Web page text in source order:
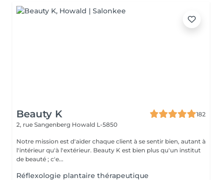
Beauty K
182
2, rue Sangenberg Howald L-5850
Notre mission est d'aider chaque client à se sentir bien, autant à
l'intérieur qu'à l'extérieur. Beauty K est bien plus qu'un institut
de beauté ; c'e...
Réflexologie plantaire thérapeutique